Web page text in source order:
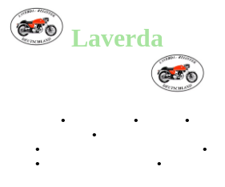
Laverda
• • •
•
• •
• •